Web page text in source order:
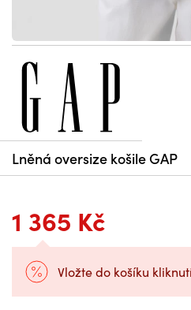
Lněná oversize košile GAP
1 365 Kč
Vložte do košíku